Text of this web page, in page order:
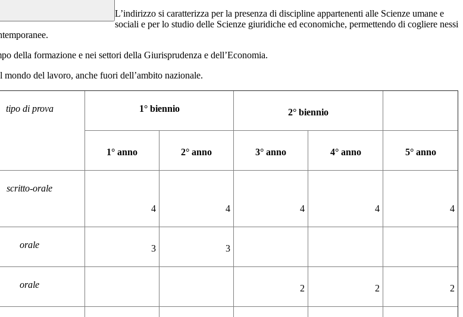
L’indirizzo si caratterizza per la presenza di discipline appartenenti alle Scienze umane e
sociali e per lo studio delle Scienze giuridiche ed economiche, permettendo di cogliere nessi
della formazione e nei settori della Giurisprudenza e dell’Economia.
mondo del lavoro, anche fuori dell’ambito nazionale.
tipo di prova 1° biennio 2° biennio
1° anno 2° anno 3° anno 4° anno 5° anno
scritto-orale
4
4 4 4 4
orale 3 3
orale 2 2 2